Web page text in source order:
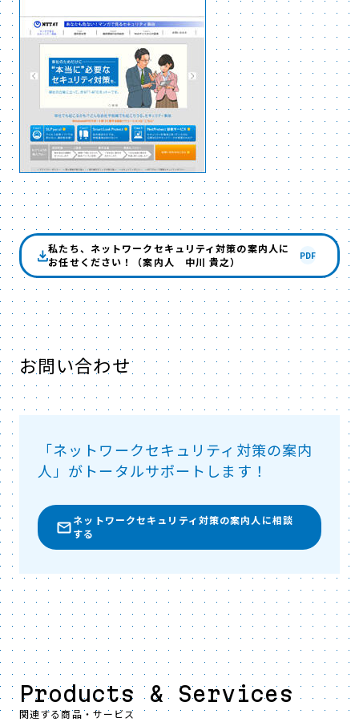
私たち、ネットワークセキュリティ対策の案内人に
お任せください！（案内人 中川 貴之）
PDF
お問い合わせ
「ネットワークセキュリティ対策の案内
人」がトータルサポートします！
ネットワークセキュリティ対策の案内人に相談
する
Products & Services
関連する商品・サービス